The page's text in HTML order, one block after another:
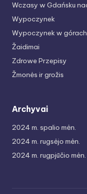
Wczasy w Gdańsku
Wypoczynek
Wypoczynek w górach
Žaidimai
Zdrowe Przepisy
Žmonės ir grožis
Archyvai
2024 m. spalio mėn.
2024 m. rugsėjo mėn.
2024 m. rugpjūčio mėn.